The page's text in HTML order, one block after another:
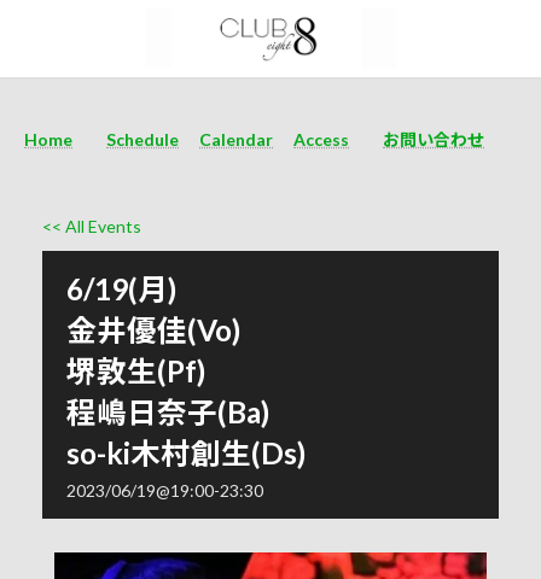
Home Schedule Calendar Access お問い合わせ
<< All Events
6/19(月)
金井優佳(Vo)
堺敦生(Pf)
程嶋日奈子(Ba)
so-ki木村創生(Ds)
2023/06/19@19:00-23:30